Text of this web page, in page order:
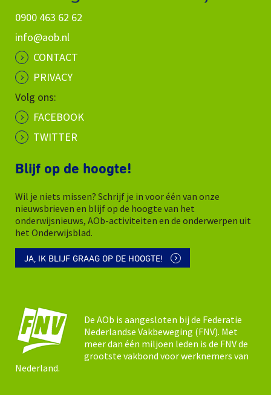
0900 463 62 62
info@aob.nl
CONTACT
PRIVACY
Volg ons:
FACEBOOK
TWITTER
Blijf op de hoogte!
Wil je niets missen? Schrijf je in voor één van onze
nieuwsbrieven en blijf op de hoogte van het
onderwijsnieuws, AOb-activiteiten en de onderwerpen uit
het Onderwijsblad.
JA, IK BLIJF GRAAG OP DE HOOGTE!
De AOb is aangesloten bij de Federatie
Nederlandse Vakbeweging (FNV). Met
meer dan één miljoen leden is de FNV de
grootste vakbond voor werknemers van
Nederland.